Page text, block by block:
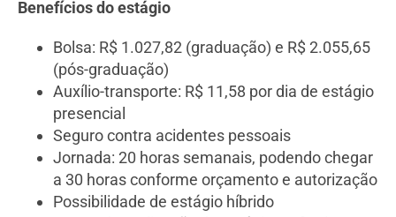
Benefícios do estágio
Bolsa: R$ 1.027,82 (graduação) e R$ 2.055,65
(pós-graduação)
Auxílio-transporte: R$ 11,58 por dia de estágio
presencial
Seguro contra acidentes pessoais
Jornada: 20 horas semanais, podendo chegar
a 30 horas conforme orçamento e autorização
Possibilidade de estágio híbrido